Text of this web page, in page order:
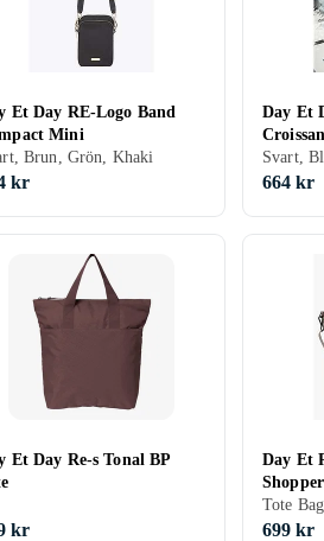
Et Day RE-Logo Band
Mini
Brun, Grön, Khaki
kr
Day Et
Svart,
664 kr
Et Day Re-s Tonal BP
kr
Day Et
Shopper
Tote
699 kr